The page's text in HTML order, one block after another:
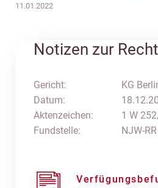
11.01.2022
Notizen zur
Gericht:
Datum:
Aktenzeichen:
Fundstelle:
KG
1 W
NJW-